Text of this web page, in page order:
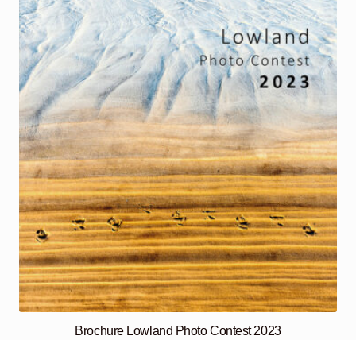
Brochure Lowland Photo Contest 2023